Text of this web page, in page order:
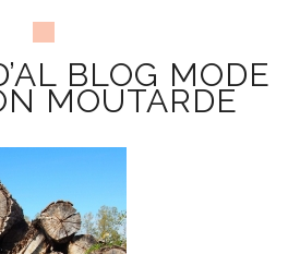
BLOG MODE
MOUTARDE